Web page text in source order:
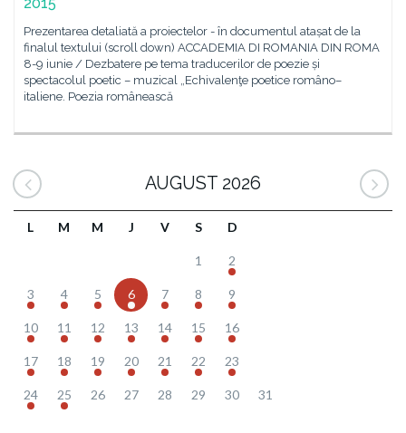
Prezentarea detaliată a proiectelor - în documentul atașat de la
finalul textului (scroll down) ACCADEMIA DI ROMANIA DIN ROMA
8-9 iunie / Dezbatere pe tema traducerilor de poezie și
spectacolul poetic – muzical „Echivalenţe poetice româno–
italiene. Poezia românească
AUGUST 2026
L M M J V S D
1 2
3 4 5 6 7 8 9
10 11 12 13 14 15 16
17 18 19 20 21 22 23
24 25 26 27 28 29 30 31